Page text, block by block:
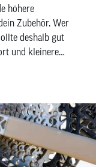
höhere
Zubehör. Wer
deshalb gut
und kleinere
sinnvoll ist –